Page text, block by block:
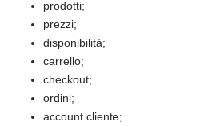
prodotti;
prezzi;
disponibilità;
carrello;
checkout;
ordini;
account cliente;